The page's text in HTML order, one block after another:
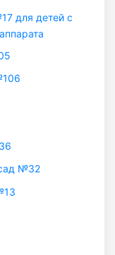
для детей с
№32